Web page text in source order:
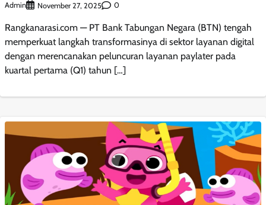
Admin November 27, 2025 0
Rangkanarasi.com — PT Bank Tabungan Negara (BTN) tengah
memperkuat langkah transformasinya di sektor layanan digital
dengan merencanakan peluncuran layanan paylater pada
kuartal pertama (Q1) tahun […]